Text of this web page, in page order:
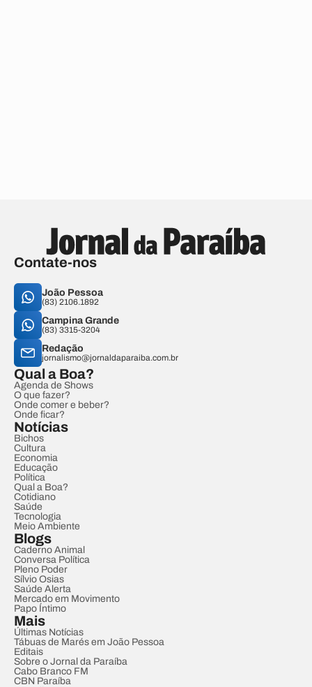
Contate-nos
João Pessoa
(83) 2106.1892
Campina Grande
(83) 3315-3204
Redação
jornalismo@jornaldaparaiba.com.br
Qual a Boa?
Agenda de Shows
O que fazer?
Onde comer e beber?
Onde ficar?
Notícias
Bichos
Cultura
Economia
Educação
Política
Qual a Boa?
Cotidiano
Saúde
Tecnologia
Meio Ambiente
Blogs
Caderno Animal
Conversa Política
Pleno Poder
Sílvio Osias
Saúde Alerta
Mercado em Movimento
Papo Íntimo
Mais
Últimas Notícias
Tábuas de Marés em João Pessoa
Editais
Sobre o Jornal da Paraíba
Cabo Branco FM
CBN Paraíba